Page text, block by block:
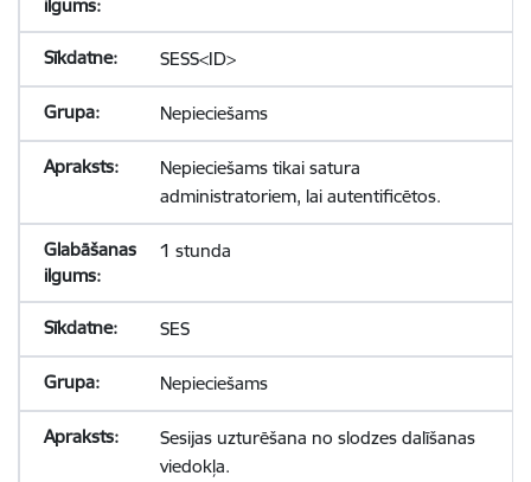
SESS<ID>
Nepieciešams
Nepieciešams tikai satura
administratoriem, lai autentificētos.
1 stunda
SES
Nepieciešams
Sesijas uzturēšana no slodzes dalīšanas
viedokļa.